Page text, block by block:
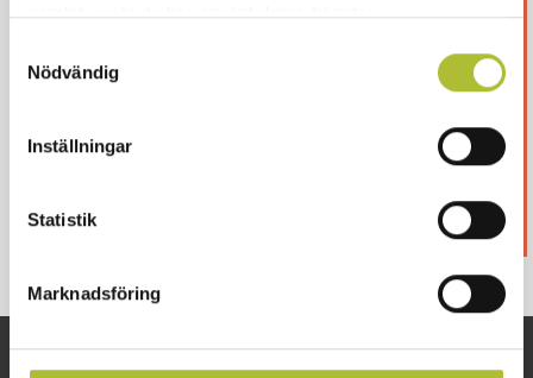
samlat in när du har använt deras tjänster.
Nödvändig
Inställningar
Statistik
Marknadsföring
Logga in för att fortsätta läsa. Inte medlem än?
Eller är ditt företag redan medlem?
Skapa ett